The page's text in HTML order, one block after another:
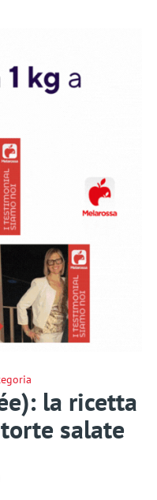
la ricetta
salate